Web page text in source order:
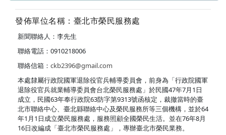
發佈單位名稱：臺北市榮民服務處
新聞聯絡人：李先生
聯絡電話：0910218006
聯絡信箱： ckb2396@gmail.com
本處隸屬行政院國軍退除役官兵輔導委員會，前身為「行政院國軍
退除役官兵就業輔導委員會台北榮民服務處」於民國47年7月1日
成立，民國63年奉行政院63防字第9313號函核定，裁撤當時的臺
北市聯絡中心、臺北縣聯絡中心及榮民服務所等三個機構，並於64
年1月1日成立榮民服務處，服務照顧全國榮民生活。並在76年8月
16日改編成「臺北市榮民服務處」，專辦臺北市榮民業務。